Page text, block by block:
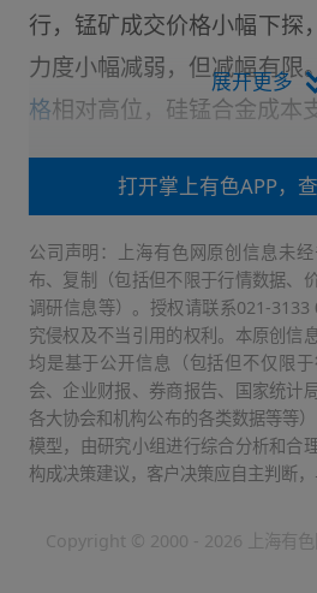
行，锰矿成交价格小幅下探
力度小幅减弱，但减幅有限
格相对高位，硅锰合金成本
供应端：南北方市场合金厂
目前工厂多以短期排单为主
生产，出货压力小。广西、
行，生产积极性较好。但情
利好情绪逐渐降温，锰硅期
响，工厂出货情绪偏谨慎
报，硅锰市场偏弱观望。
展开更多
打开掌上有色APP，
公司声明：上海有色网原创信息未
布、复制（包括但不限于行情数据、
调研信息等）。授权请联系021-
究侵权及不当引用的权利。本原创信
均是基于公开信息（包括但不仅限
会、企业财报、券商报告、国家统计
各大协会和机构公布的各类数据等等
模型，由研究小组进行综合分析和合
构成决策建议，客户决策应自主判断，
Copyright © 2000 - 2026 上海有